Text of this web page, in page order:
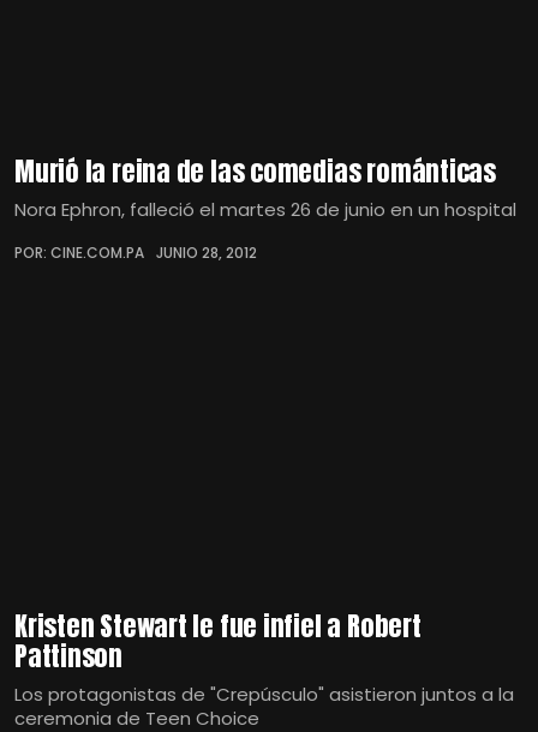
Murió la reina de las comedias románticas
Nora Ephron, falleció el martes 26 de junio en un hospital
POR: CINE.COM.PA JUNIO 28, 2012
Kristen Stewart le fue infiel a Robert
Pattinson
Los protagonistas de "Crepúsculo" asistieron juntos a la
ceremonia de Teen Choice